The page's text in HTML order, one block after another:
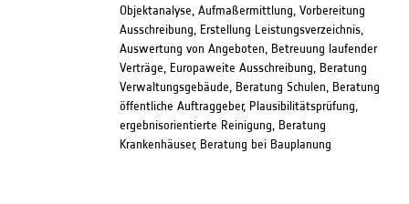
Objektanalyse, Aufmaßermittlung, Vorbereitung
Ausschreibung, Erstellung Leistungsverzeichnis,
Auswertung von Angeboten, Betreuung laufender
Verträge, Europaweite Ausschreibung, Beratung
Verwaltungsgebäude, Beratung Schulen, Beratung
öffentliche Auftraggeber, Plausibilitätsprüfung,
ergebnisorientierte Reinigung, Beratung
Krankenhäuser, Beratung bei Bauplanung